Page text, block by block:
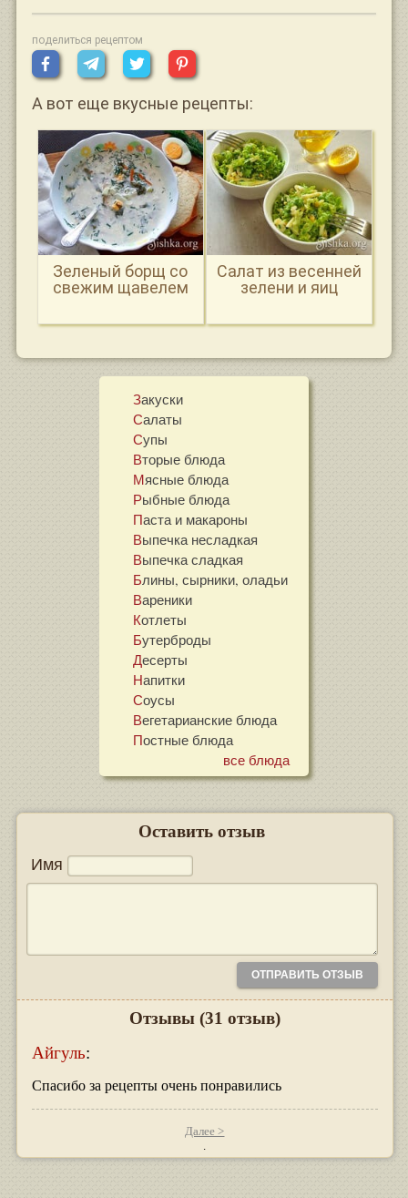
поделиться рецептом
А вот еще вкусные рецепты:
Зеленый борщ со
свежим щавелем
Салат из весенней
зелени и яиц
Закуски
Салаты
Супы
Вторые блюда
Мясные блюда
Рыбные блюда
Паста и макароны
Выпечка несладкая
Выпечка сладкая
Блины, сырники, оладьи
Вареники
Котлеты
Бутерброды
Десерты
Напитки
Соусы
Вегетарианские блюда
Постные блюда
все блюда
Оставить отзыв
Имя
Отзывы (31 отзыв)
Айгуль:
Спасибо за рецепты очень понравились
Далее >